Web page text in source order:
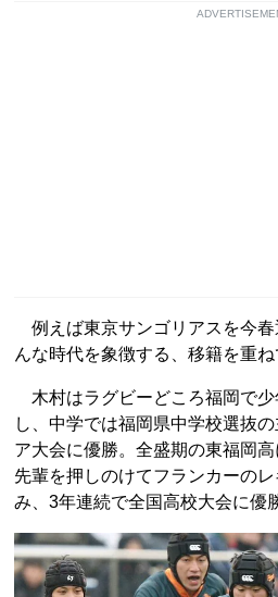
例えば東京サンゴリアスを今
んな時代を象徴する、移籍を重ね
木村はラグビーどころ福岡で
し、中学では福岡県中学校選抜
ア大会に優勝。全盛期の東福岡
先輩を押しのけてフランカーの
み、3年連続で全国高校大会に優